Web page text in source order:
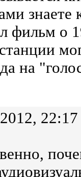
знаете
фильм о
на
22:17